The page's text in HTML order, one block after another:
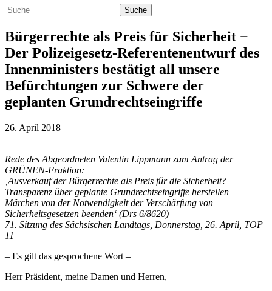
Bürgerrechte als Preis für Sicherheit −
Der Polizeigesetz-Referentenentwurf des
Innenministers bestätigt all unsere
Befürchtungen zur Schwere der
geplanten Grundrechtseingriffe
26. April 2018
Rede des Abgeordneten Valentin Lippmann zum Antrag der
GRÜNEN-Fraktion:
‚Ausverkauf der Bürgerrechte als Preis für die Sicherheit?
Transparenz über geplante Grundrechtseingriffe herstellen –
Märchen von der Notwendigkeit der Verschärfung von
Sicherheitsgesetzen beenden‘ (Drs 6/8620)
71. Sitzung des Sächsischen Landtags, Donnerstag, 26. April, TOP
11
– Es gilt das gesprochene Wort –
Herr Präsident, meine Damen und Herren,